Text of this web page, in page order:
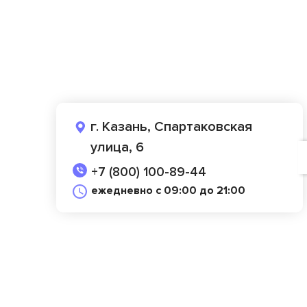
г. Казань, Спартаковская
улица, 6
+7 (800) 100-89-44
ежедневно с 09:00 до 21:00